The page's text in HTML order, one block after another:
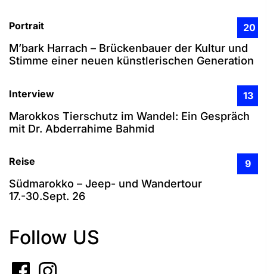
Portrait 20
M’bark Harrach – Brückenbauer der Kultur und
Stimme einer neuen künstlerischen Generation
Interview 13
Marokkos Tierschutz im Wandel: Ein Gespräch
mit Dr. Abderrahime Bahmid
Reise 9
Südmarokko – Jeep- und Wandertour
17.-30.Sept. 26
Follow US